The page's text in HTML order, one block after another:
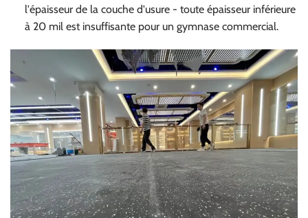
l'épaisseur de la couche d'usure - toute épaisseur inférieure
à 20 mil est insuffisante pour un gymnase commercial.